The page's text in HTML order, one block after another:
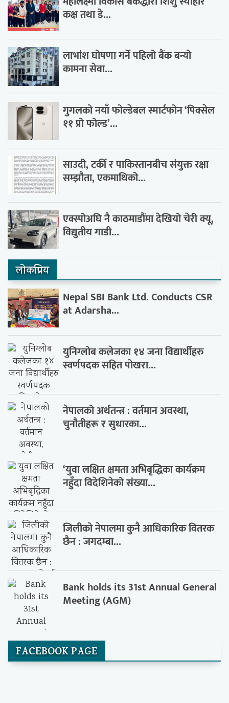
कक्ष तथा डे...
लाभांश घोषणा गर्ने पहिलो बैंक बन्यो
कामना सेवा...
गुगलको नयाँ फोल्डेबल स्मार्टफोन ‘पिक्सेल
११ प्रो फोल्ड’...
साउदी, टर्की र पाकिस्तानबीच संयुक्त रक्षा
सम्झौता, एकमाथिको...
एक्स्पोअघि नै काठमाडौंमा देखियो चेरी क्यू,
विद्युतीय गाडी...
लाेकप्रिय
Nepal SBI Bank Ltd. Conducts CSR
at Adarsha...
युनिग्लोब कलेजका १४ जना विद्यार्थीहरु
स्वर्णपदक सहित पोखरा...
नेपालको अर्थतन्त्र : वर्तमान अवस्था,
चुनौतीहरू र सुधारका...
‘युवा लक्षित क्षमता अभिबृद्धिका कार्यक्रम
नहुँदा विदेशिनेको संख्या...
जिलीको नेपालमा कुनै आधिकारिक वितरक
छैन : जगदम्बा...
Bank holds its 31st Annual General
Meeting (AGM)
FACEBOOK PAGE